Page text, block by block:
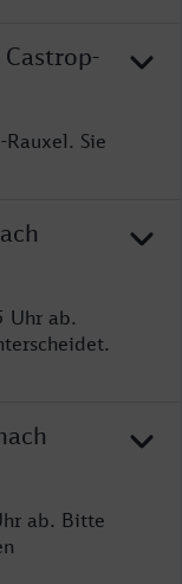
Sie
Uhr ab.
ab. Bitte